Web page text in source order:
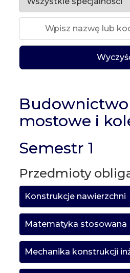
mostowe i
Semestr 1
Przedmioty
Konstrukcje nawierzchni
Matematyka stosowana
Mechanika konstrukcji